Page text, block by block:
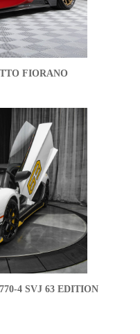
FIORANO
4 SVJ 63 EDITION